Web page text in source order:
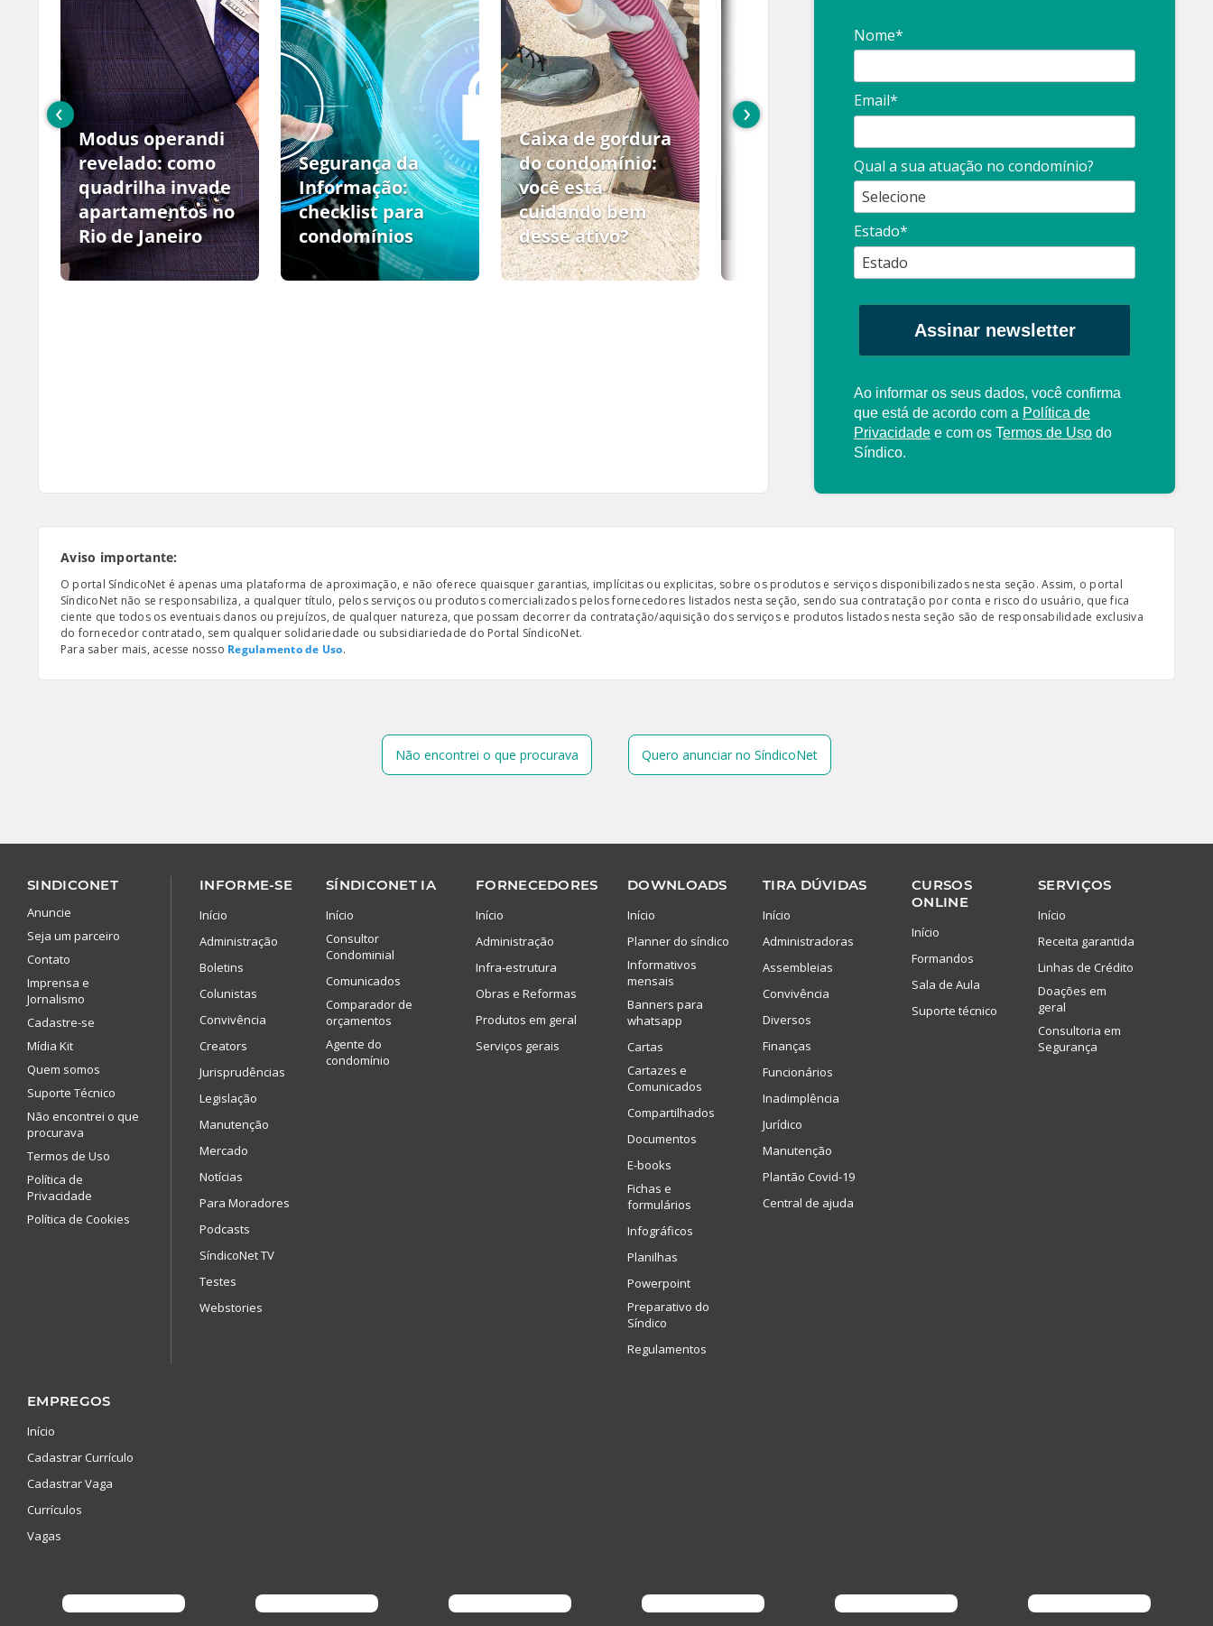
Modus operandi
revelado: como
quadrilha invade
apartamentos no
Rio de Janeiro
Segurança da
Informação:
checklist para
condomínios
Caixa de gordura
do condomínio:
você está
cuidando bem
desse ativo?
PCMSO: O que é?
profissional:
cuidado com as
propagandas
‹ ›
Nome*
Email*
Qual a sua atuação no condomínio?
Estado*
Assinar newsletter
Ao informar os seus dados, você confirma
que está de acordo com a Política de
Privacidade e com os Termos de Uso do
Síndico.
Aviso importante:
O portal SíndicoNet é apenas uma plataforma de aproximação, e não oferece quaisquer garantias, implícitas ou explicitas, sobre os produtos e serviços disponibilizados nesta seção. Assim, o portal
SíndicoNet não se responsabiliza, a qualquer título, pelos serviços ou produtos comercializados pelos fornecedores listados nesta seção, sendo sua contratação por conta e risco do usuário, que fica
ciente que todos os eventuais danos ou prejuízos, de qualquer natureza, que possam decorrer da contratação/aquisição dos serviços e produtos listados nesta seção são de responsabilidade exclusiva
do fornecedor contratado, sem qualquer solidariedade ou subsidiariedade do Portal SíndicoNet.
Para saber mais, acesse nosso Regulamento de Uso.
Não encontrei o que procurava Quero anunciar no SíndicoNet
SINDICONET
Anuncie
Seja um parceiro
Contato
Imprensa e
Jornalismo
Cadastre-se
Mídia Kit
Quem somos
Suporte Técnico
Não encontrei o que
procurava
Termos de Uso
Política de
Privacidade
Política de Cookies
INFORME-SE
Início
Administração
Boletins
Colunistas
Convivência
Creators
Jurisprudências
Legislação
Manutenção
Mercado
Notícias
Para Moradores
Podcasts
SíndicoNet TV
Testes
Webstories
SÍNDICONET IA
Início
Consultor
Condominial
Comunicados
Comparador de
orçamentos
Agente do
condomínio
FORNECEDORES
Início
Administração
Infra-estrutura
Obras e Reformas
Produtos em geral
Serviços gerais
DOWNLOADS
Início
Planner do síndico
Informativos
mensais
Banners para
whatsapp
Cartas
Cartazes e
Comunicados
Compartilhados
Documentos
E-books
Fichas e
formulários
Infográficos
Planilhas
Powerpoint
Preparativo do
Síndico
Regulamentos
TIRA DÚVIDAS
Início
Administradoras
Assembleias
Convivência
Diversos
Finanças
Funcionários
Inadimplência
Jurídico
Manutenção
Plantão Covid-19
Central de ajuda
CURSOS
ONLINE
Início
Formandos
Sala de Aula
Suporte técnico
SERVIÇOS
Início
Receita garantida
Linhas de Crédito
Doações em
geral
Consultoria em
Segurança
EMPREGOS
Início
Cadastrar Currículo
Cadastrar Vaga
Currículos
Vagas